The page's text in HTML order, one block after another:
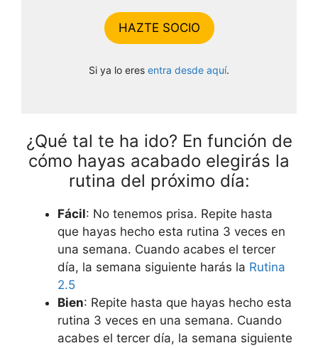
HAZTE SOCIO
Si ya lo eres entra desde aquí.
¿Qué tal te ha ido? En función de
cómo hayas acabado elegirás la
rutina del próximo día:
Fácil: No tenemos prisa. Repite hasta
que hayas hecho esta rutina 3 veces en
una semana. Cuando acabes el tercer
día, la semana siguiente harás la Rutina
2.5
Bien: Repite hasta que hayas hecho esta
rutina 3 veces en una semana. Cuando
acabes el tercer día, la semana siguiente